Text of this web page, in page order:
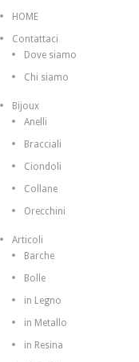
HOME
Contattaci
Dove siamo
Chi siamo
Bijoux
Anelli
Bracciali
Ciondoli
Collane
Orecchini
Articoli
Barche
Bolle
in Legno
in Metallo
in Resina